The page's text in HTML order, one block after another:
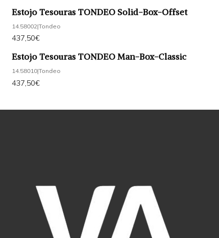
Estojo Tesouras TONDEO Solid-Box-Offset
14.58002|Tondeo
437,50€
Estojo Tesouras TONDEO Man-Box-Classic
14.58010|Tondeo
437,50€